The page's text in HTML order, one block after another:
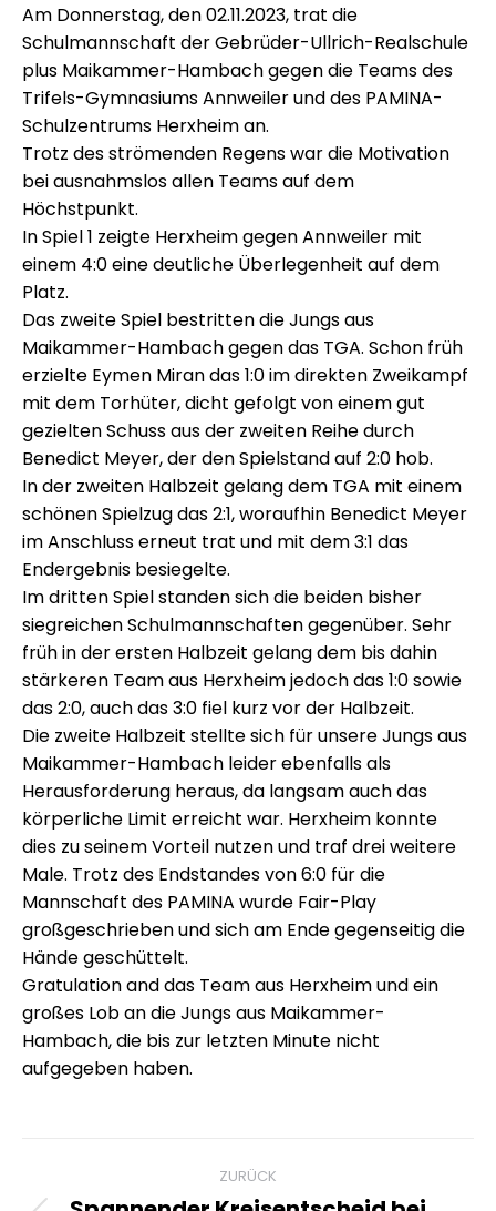
Am Donnerstag, den 02.11.2023, trat die
Schulmannschaft der Gebrüder-Ullrich-Realschule
plus Maikammer-Hambach gegen die Teams des
Trifels-Gymnasiums Annweiler und des PAMINA-
Schulzentrums Herxheim an.
Trotz des strömenden Regens war die Motivation
bei ausnahmslos allen Teams auf dem
Höchstpunkt.
In Spiel 1 zeigte Herxheim gegen Annweiler mit
einem 4:0 eine deutliche Überlegenheit auf dem
Platz.
Das zweite Spiel bestritten die Jungs aus
Maikammer-Hambach gegen das TGA. Schon früh
erzielte Eymen Miran das 1:0 im direkten Zweikampf
mit dem Torhüter, dicht gefolgt von einem gut
gezielten Schuss aus der zweiten Reihe durch
Benedict Meyer, der den Spielstand auf 2:0 hob.
In der zweiten Halbzeit gelang dem TGA mit einem
schönen Spielzug das 2:1, woraufhin Benedict Meyer
im Anschluss erneut trat und mit dem 3:1 das
Endergebnis besiegelte.
Im dritten Spiel standen sich die beiden bisher
siegreichen Schulmannschaften gegenüber. Sehr
früh in der ersten Halbzeit gelang dem bis dahin
stärkeren Team aus Herxheim jedoch das 1:0 sowie
das 2:0, auch das 3:0 fiel kurz vor der Halbzeit.
Die zweite Halbzeit stellte sich für unsere Jungs aus
Maikammer-Hambach leider ebenfalls als
Herausforderung heraus, da langsam auch das
körperliche Limit erreicht war. Herxheim konnte
dies zu seinem Vorteil nutzen und traf drei weitere
Male. Trotz des Endstandes von 6:0 für die
Mannschaft des PAMINA wurde Fair-Play
großgeschrieben und sich am Ende gegenseitig die
Hände geschüttelt.
Gratulation and das Team aus Herxheim und ein
großes Lob an die Jungs aus Maikammer-
Hambach, die bis zur letzten Minute nicht
aufgegeben haben.
ZURÜCK